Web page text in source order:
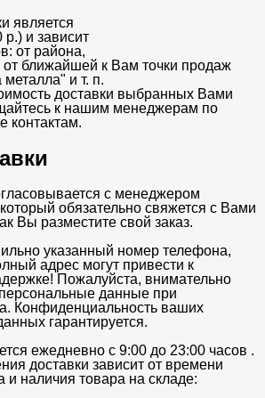
является
р.) и зависит
от района,
от ближайшей к Вам точки продаж
и т. п.
доставки выбранных Вами
к нашим менеджерам по
контактам.
с менеджером
обязательно свяжется с Вами
Вы разместите свой заказ.
указанный номер телефона,
адрес могут привести к
Пожалуйста, внимательно
данные при
Конфиденциальность ваших
гарантируется.
ежедневно с 9:00 до 23:00 часов .
доставки зависит от времени
и наличия товара на складе: